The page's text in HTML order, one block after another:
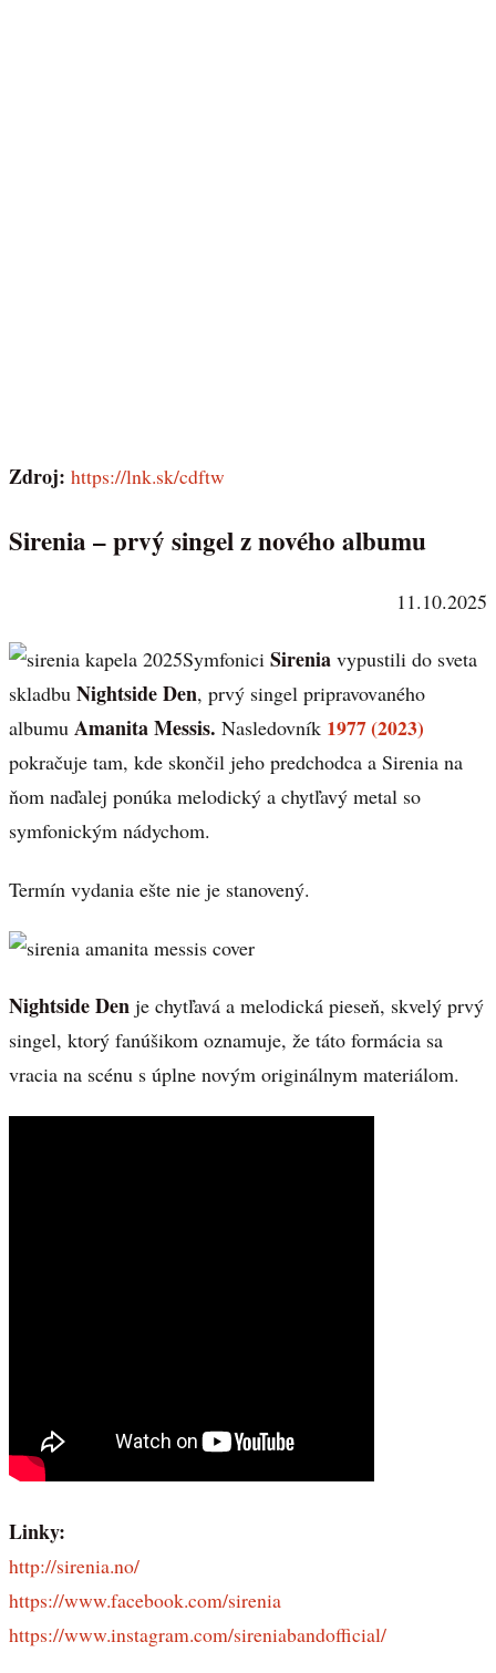
Zdroj: https://lnk.sk/cdftw
Sirenia – prvý singel z nového albumu
11.10.2025
Symfonici Sirenia vypustili do sveta
skladbu Nightside Den, prvý singel pripravovaného
albumu Amanita Messis. Nasledovník 1977 (2023)
pokračuje tam, kde skončil jeho predchodca a Sirenia na
ňom naďalej ponúka melodický a chytľavý metal so
symfonickým nádychom.
Termín vydania ešte nie je stanovený.
Nightside Den je chytľavá a melodická pieseň, skvelý prvý
singel, ktorý fanúšikom oznamuje, že táto formácia sa
vracia na scénu s úplne novým originálnym materiálom.
Linky:
http://sirenia.no/
https://www.facebook.com/sirenia
https://www.instagram.com/sireniabandofficial/